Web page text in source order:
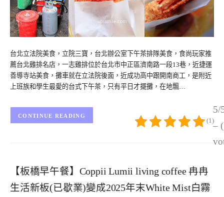
台北立法院美食，立院三寶，台北辦公室下午茶排隊美食，食尚玩家推
薦台北雞排名店，一志雞排位於台北市中正區濟南路一段13巷，近捷運
善導寺站美食，攤車就在立法院後面，近成功高中跟開南商工，是附近
上班族和學生最愛的台式下午茶，只有平日才擺攤，在地飄…
5/
–
(1)
CONTINUE READING
【板橋早午餐】Coppii Lumii living coffee 冉冉
生活新板(已歇業)變成2025年末White Mist白霧